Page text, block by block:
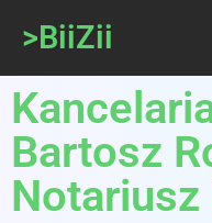
>BiiZii
Bartosz
Notariusz